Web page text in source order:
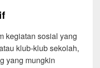
kegiatan sosial yang
klub-klub sekolah,
yang mungkin